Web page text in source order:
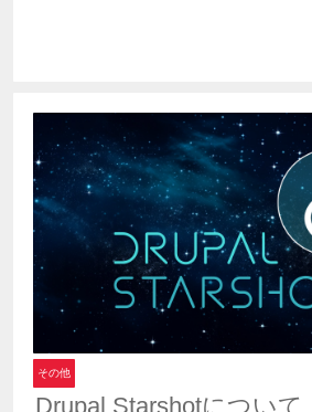
その他
Drupal Starshotについて